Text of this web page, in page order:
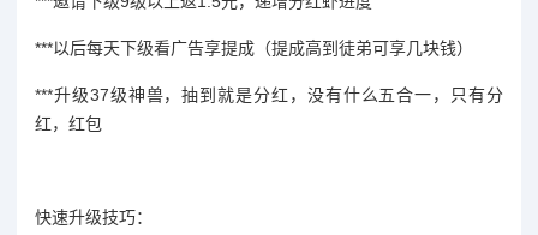
***以后每天下级看广告享提成（提成高到徒弟可享几块钱）
***升级37级神兽，抽到就是分红，没有什么五合一，只有分
红，红包
快速升级技巧：